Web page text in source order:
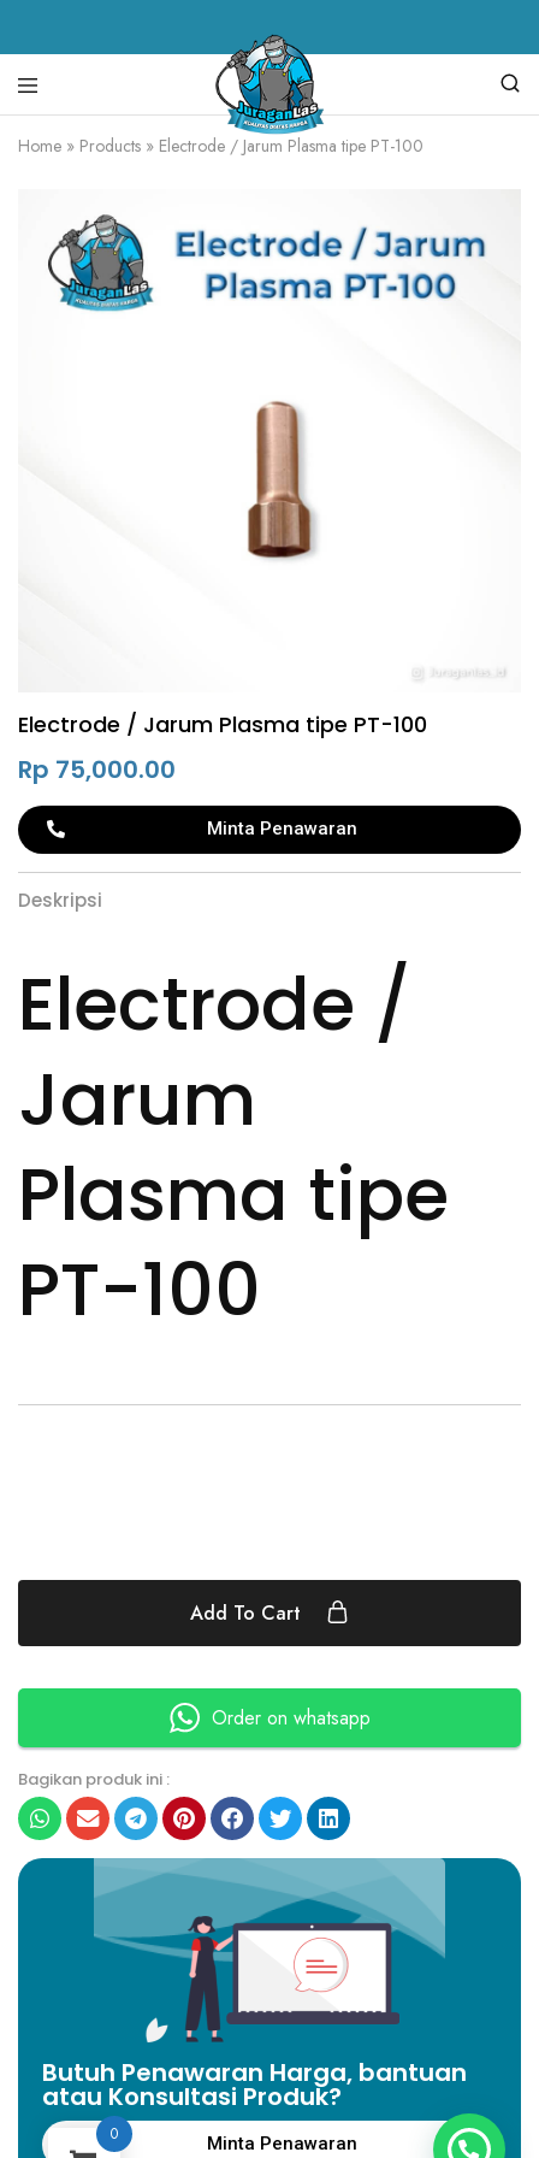
Juragan
alat
mesin
las,
mesin
Home » Products » Electrode / Jarum Plasma tipe PT-100
Electrode / Jarum Plasma tipe PT-100
Rp 75,000.00
Minta Penawaran
Deskripsi
Electrode /
Jarum
Plasma tipe
PT-100
Add To Cart
Order on whatsapp
Bagikan produk ini :
Butuh Penawaran Harga, bantuan
atau Konsultasi Produk?
Minta Penawaran
0